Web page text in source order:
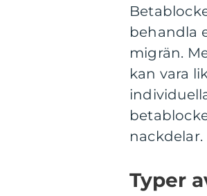
behandla
migrän.
kan vara
nackdelar.
Typer